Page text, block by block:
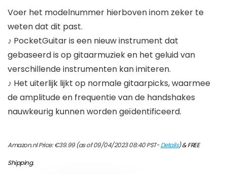
Voer het modelnummer hierboven inom zeker te
weten dat dit past.
♪ PocketGuitar is een nieuw instrument dat
gebaseerd is op gitaarmuziek en het geluid van
verschillende instrumenten kan imiteren.
♪ Het uiterlijk lijkt op normale gitaarpicks, waarmee
de amplitude en frequentie van de handshakes
nauwkeurig kunnen worden geïdentificeerd.
Amazon.nl Price:€39.99(as of 09/04/2023 08:40 PST-Details)&FREE
Shipping.